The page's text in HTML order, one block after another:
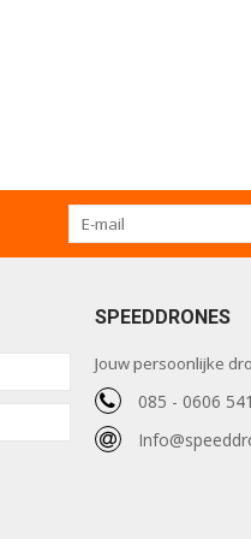
SPEEDDRONES
Jouw persoonlijke
085 - 0606 541